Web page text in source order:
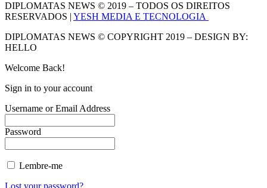
DIPLOMATAS NEWS © 2019 – TODOS OS DIREITOS
RESERVADOS | YESH MEDIA E TECNOLOGIA
DIPLOMATAS NEWS © COPYRIGHT 2019 – DESIGN BY:
HELLO
Welcome Back!
Sign in to your account
Username or Email Address
Password
Lembre-me